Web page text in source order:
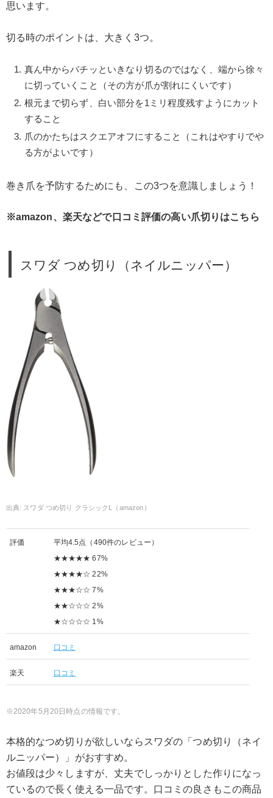
思います。
切る時のポイントは、大きく3つ。
真ん中からバチッといきなり切るのではなく、端から徐々
に切っていくこと（その方が爪が割れにくいです）
根元まで切らず、白い部分を1ミリ程度残すようにカット
すること
爪のかたちはスクエアオフにすること（これはやすりでや
る方がよいです）
巻き爪を予防するためにも、この3つを意識しましょう！
※amazon、楽天などで口コミ評価の高い爪切りはこちら
スワダ つめ切り（ネイルニッパー）
スワダ つめ切り クラシックL（amazon）
評価
平均4.5点（490件のレビュー）
★★★★★ 67%
★★★★☆ 22%
★★★☆☆ 7%
★★☆☆☆ 2%
★☆☆☆☆ 1%
amazon 口コミ
楽天 口コミ
2020年5月20日時点の情報です。
本格的なつめ切りが欲しいならスワダの「つめ切り（ネイ
ルニッパー）」がおすすめ。
お値段は少々しますが、丈夫でしっかりとした作りになっ
ているので長く使える一品です。口コミの良さもこの商品